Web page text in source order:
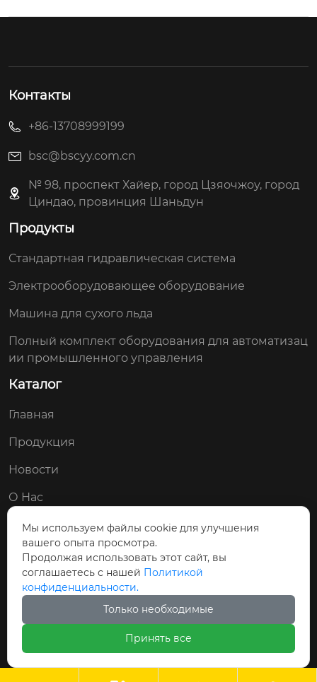
Контакты
+86-13708999199
bsc@bscyy.com.cn
№ 98, проспект Хайер, город Цзяочжоу, город
Циндао, провинция Шаньдун
Продукты
Стандартная гидравлическая система
Электрооборудовающее оборудование
Машина для сухого льда
Полный комплект оборудования для автоматизац
ии промышленного управления
Каталог
Главная
Продукция
Новости
О Нас
Контакты
Мы в соц. сетях:
 
Авторские права © ООО Циндао Байши Чэн
Мы используем файлы cookie для улучшения
вашего опыта просмотра.
Продолжая использовать этот сайт, вы
соглашаетесь с нашей Политикой
конфиденциальности.
Только необходимые
Принять все